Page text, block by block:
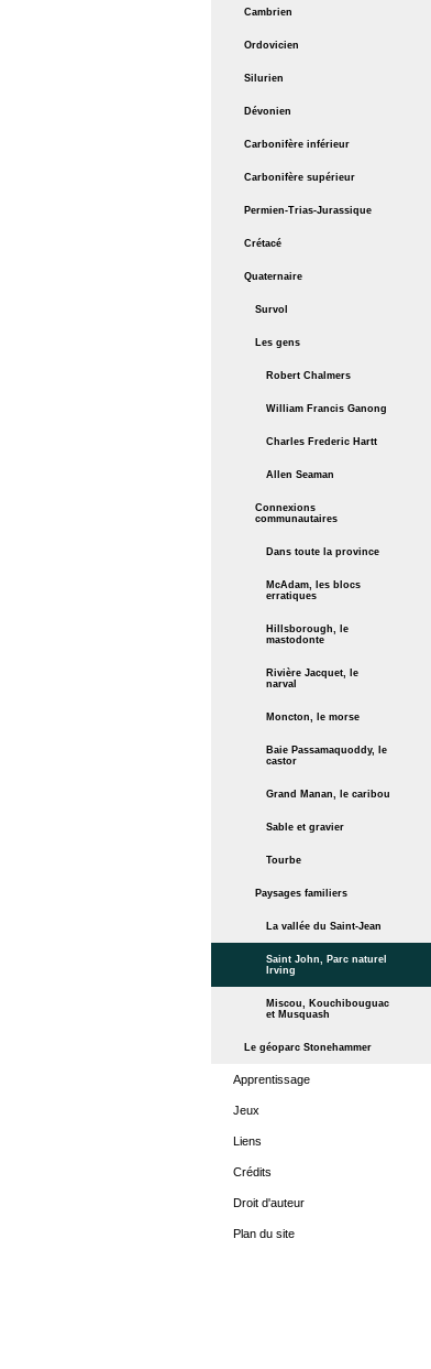
Cambrien
Ordovicien
Silurien
Dévonien
Carbonifère inférieur
Carbonifère supérieur
Permien-Trias-Jurassique
Crétacé
Quaternaire
Survol
Les gens
Robert Chalmers
William Francis Ganong
Charles Frederic Hartt
Allen Seaman
Connexions
communautaires
Dans toute la province
McAdam, les blocs
erratiques
Hillsborough, le
mastodonte
Rivière Jacquet, le
narval
Moncton, le morse
Baie Passamaquoddy, le
castor
Grand Manan, le caribou
Sable et gravier
Tourbe
Paysages familiers
La vallée du Saint-Jean
Saint John, Parc naturel
Irving
Miscou, Kouchibouguac
et Musquash
Le géoparc Stonehammer
Apprentissage
Jeux
Liens
Crédits
Droit d'auteur
Plan du site